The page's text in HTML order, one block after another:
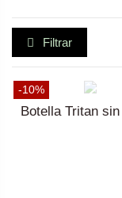
Filtrar
-10%
Botella Tritan